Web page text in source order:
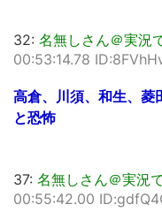
32: 名無しさん＠実況
00:53:14.78
高倉、川須、和生、菱
と恐怖
37: 名無しさん＠実況
00:55:42.00